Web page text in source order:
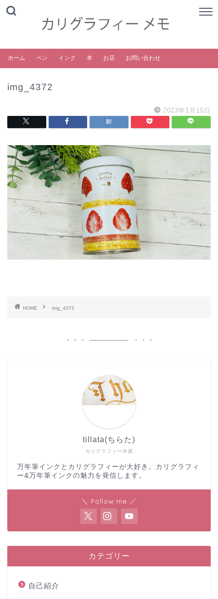
ホーム ペン インク 本 お店 お問い合わせ
img_4372
2023年1月15日
HOME img_4372
カリグラフィー作家
tillata(ちらた)
万年筆インクとカリグラフィーが大好き。カリグラフィ
ー&万年筆インクの魅力を発信します。
＼ Follow me ／
カテゴリー
自己紹介